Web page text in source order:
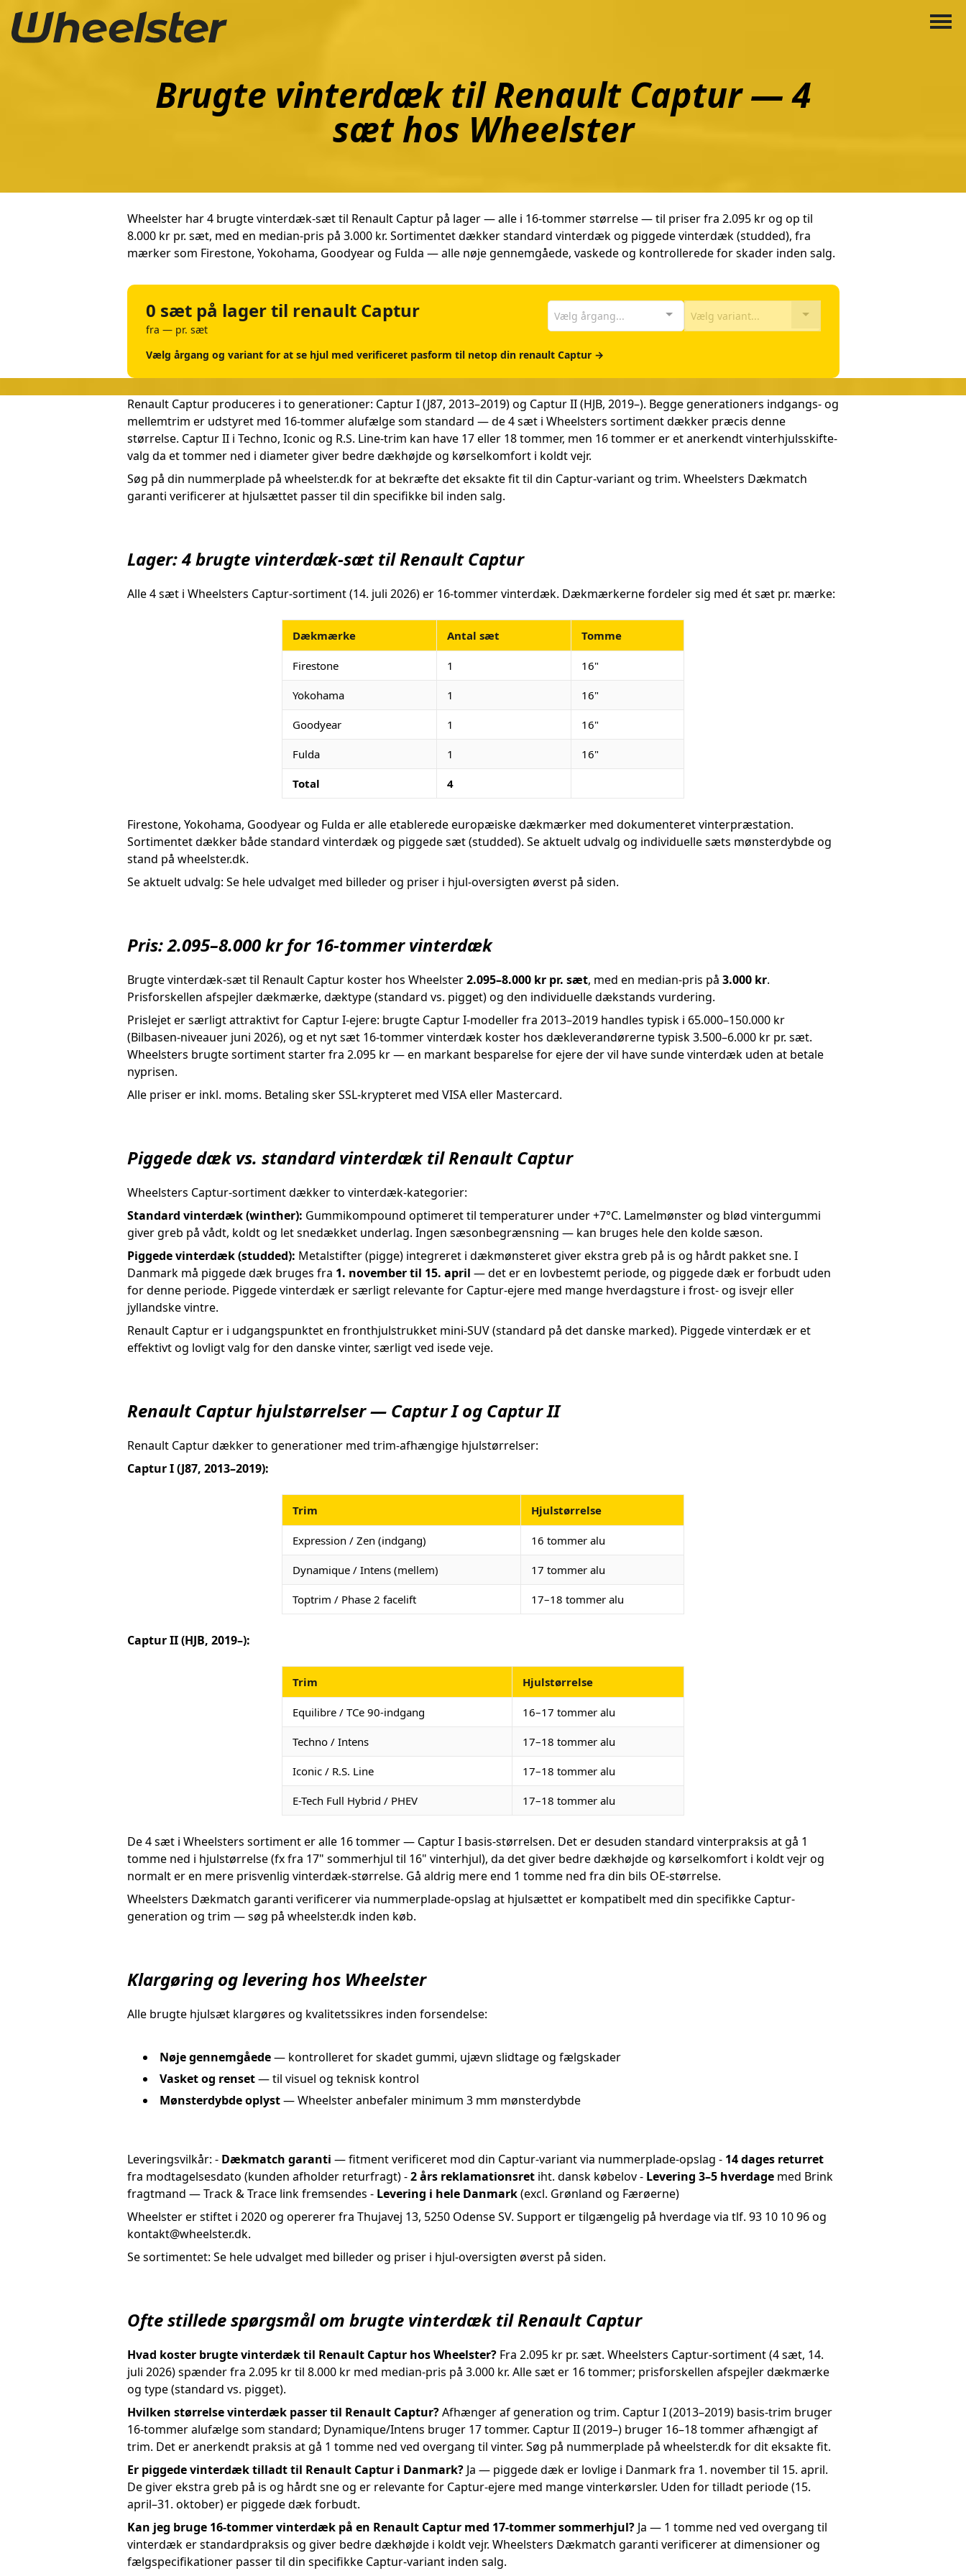
Brugte vinterdæk til Renault Captur — 4
sæt hos Wheelster
Wheelster har 4 brugte vinterdæk-sæt til Renault Captur på lager — alle i 16-tommer størrelse — til priser fra 2.095 kr og op til
8.000 kr pr. sæt, med en median-pris på 3.000 kr. Sortimentet dækker standard vinterdæk og piggede vinterdæk (studded), fra
mærker som Firestone, Yokohama, Goodyear og Fulda — alle nøje gennemgåede, vaskede og kontrollerede for skader inden salg.
0 sæt på lager til renault Captur
fra — pr. sæt
Vælg årgang... Vælg variant...
Vælg årgang og variant for at se hjul med verificeret pasform til netop din renault Captur →
Renault Captur produceres i to generationer: Captur I (J87, 2013–2019) og Captur II (HJB, 2019–). Begge generationers indgangs- og
mellemtrim er udstyret med 16-tommer alufælge som standard — de 4 sæt i Wheelsters sortiment dækker præcis denne
størrelse. Captur II i Techno, Iconic og R.S. Line-trim kan have 17 eller 18 tommer, men 16 tommer er et anerkendt vinterhjulsskifte-
valg da et tommer ned i diameter giver bedre dækhøjde og kørselkomfort i koldt vejr.
Søg på din nummerplade på wheelster.dk for at bekræfte det eksakte fit til din Captur-variant og trim. Wheelsters Dækmatch
garanti verificerer at hjulsættet passer til din specifikke bil inden salg.
Lager: 4 brugte vinterdæk-sæt til Renault Captur
Alle 4 sæt i Wheelsters Captur-sortiment (14. juli 2026) er 16-tommer vinterdæk. Dækmærkerne fordeler sig med ét sæt pr. mærke:
Dækmærke Antal sæt Tomme
Firestone 1 16"
Yokohama 1 16"
Goodyear 1 16"
Fulda 1 16"
Total 4
Firestone, Yokohama, Goodyear og Fulda er alle etablerede europæiske dækmærker med dokumenteret vinterpræstation.
Sortimentet dækker både standard vinterdæk og piggede sæt (studded). Se aktuelt udvalg og individuelle sæts mønsterdybde og
stand på wheelster.dk.
Se aktuelt udvalg: Se hele udvalget med billeder og priser i hjul-oversigten øverst på siden.
Pris: 2.095–8.000 kr for 16-tommer vinterdæk
Brugte vinterdæk-sæt til Renault Captur koster hos Wheelster2.095–8.000 kr pr. sæt, med en median-pris på 3.000 kr.
Prisforskellen afspejler dækmærke, dæktype (standard vs. pigget) og den individuelle dækstands vurdering.
Prislejet er særligt attraktivt for Captur I-ejere: brugte Captur I-modeller fra 2013–2019 handles typisk i 65.000–150.000 kr
(Bilbasen-niveauer juni 2026), og et nyt sæt 16-tommer vinterdæk koster hos dækleverandørerne typisk 3.500–6.000 kr pr. sæt.
Wheelsters brugte sortiment starter fra 2.095 kr — en markant besparelse for ejere der vil have sunde vinterdæk uden at betale
nyprisen.
Alle priser er inkl. moms. Betaling sker SSL-krypteret med VISA eller Mastercard.
Piggede dæk vs. standard vinterdæk til Renault Captur
Wheelsters Captur-sortiment dækker to vinterdæk-kategorier:
Standard vinterdæk (winther): Gummikompound optimeret til temperaturer under +7°C. Lamelmønster og blød vintergummi
giver greb på vådt, koldt og let snedækket underlag. Ingen sæsonbegrænsning — kan bruges hele den kolde sæson.
Piggede vinterdæk (studded): Metalstifter (pigge) integreret i dækmønsteret giver ekstra greb på is og hårdt pakket sne. I
Danmark må piggede dæk bruges fra 1. november til 15. april — det er en lovbestemt periode, og piggede dæk er forbudt uden
for denne periode. Piggede vinterdæk er særligt relevante for Captur-ejere med mange hverdagsture i frost- og isvejr eller
jyllandske vintre.
Renault Captur er i udgangspunktet en fronthjulstrukket mini-SUV (standard på det danske marked). Piggede vinterdæk er et
effektivt og lovligt valg for den danske vinter, særligt ved isede veje.
Renault Captur hjulstørrelser — Captur I og Captur II
Renault Captur dækker to generationer med trim-afhængige hjulstørrelser:
Captur I (J87, 2013–2019):
Trim Hjulstørrelse
Expression / Zen (indgang) 16 tommer alu
Dynamique / Intens (mellem) 17 tommer alu
Toptrim / Phase 2 facelift 17–18 tommer alu
Captur II (HJB, 2019–):
Trim Hjulstørrelse
Equilibre / TCe 90-indgang 16–17 tommer alu
Techno / Intens 17–18 tommer alu
Iconic / R.S. Line 17–18 tommer alu
E-Tech Full Hybrid / PHEV 17–18 tommer alu
De 4 sæt i Wheelsters sortiment er alle 16 tommer — Captur I basis-størrelsen. Det er desuden standard vinterpraksis at gå 1
tomme ned i hjulstørrelse (fx fra 17" sommerhjul til 16" vinterhjul), da det giver bedre dækhøjde og kørselkomfort i koldt vejr og
normalt er en mere prisvenlig vinterdæk-størrelse. Gå aldrig mere end 1 tomme ned fra din bils OE-størrelse.
Wheelsters Dækmatch garanti verificerer via nummerplade-opslag at hjulsættet er kompatibelt med din specifikke Captur-
generation og trim — søg på wheelster.dk inden køb.
Klargøring og levering hos Wheelster
Alle brugte hjulsæt klargøres og kvalitetssikres inden forsendelse:
Nøje gennemgåede— kontrolleret for skadet gummi, ujævn slidtage og fælgskader
Vasket og renset— til visuel og teknisk kontrol
Mønsterdybde oplyst— Wheelster anbefaler minimum 3 mm mønsterdybde
Leveringsvilkår: - Dækmatch garanti — fitment verificeret mod din Captur-variant via nummerplade-opslag - 14 dages returret
fra modtagelsesdato (kunden afholder returfragt) -2 års reklamationsretiht. dansk købelov - Levering 3–5 hverdagemed Brink
fragtmand — Track & Trace link fremsendes - Levering i hele Danmark(excl. Grønland og Færøerne)
Wheelster er stiftet i 2020 og opererer fra Thujavej 13, 5250 Odense SV. Support er tilgængelig på hverdage via tlf. 93 10 10 96 og
kontakt@wheelster.dk.
Se sortimentet: Se hele udvalget med billeder og priser i hjul-oversigten øverst på siden.
Ofte stillede spørgsmål om brugte vinterdæk til Renault Captur
Hvad koster brugte vinterdæk til Renault Captur hos Wheelster?Fra 2.095 kr pr. sæt. Wheelsters Captur-sortiment (4 sæt, 14.
juli 2026) spænder fra 2.095 kr til 8.000 kr med median-pris på 3.000 kr. Alle sæt er 16 tommer; prisforskellen afspejler dækmærke
og type (standard vs. pigget).
Hvilken størrelse vinterdæk passer til Renault Captur?Afhænger af generation og trim. Captur I (2013–2019) basis-trim bruger
16-tommer alufælge som standard; Dynamique/Intens bruger 17 tommer. Captur II (2019–) bruger 16–18 tommer afhængigt af
trim. Det er anerkendt praksis at gå 1 tomme ned ved overgang til vinter. Søg på nummerplade på wheelster.dk for dit eksakte fit.
Er piggede vinterdæk tilladt til Renault Captur i Danmark?Ja — piggede dæk er lovlige i Danmark fra 1. november til 15. april.
De giver ekstra greb på is og hårdt sne og er relevante for Captur-ejere med mange vinterkørsler. Uden for tilladt periode (15.
april–31. oktober) er piggede dæk forbudt.
Kan jeg bruge 16-tommer vinterdæk på en Renault Captur med 17-tommer sommerhjul?Ja — 1 tomme ned ved overgang til
vinterdæk er standardpraksis og giver bedre dækhøjde i koldt vejr. Wheelsters Dækmatch garanti verificerer at dimensioner og
fælgspecifikationer passer til din specifikke Captur-variant inden salg.